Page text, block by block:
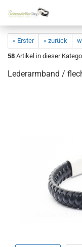
« Erster « zurück
58 Artikel in dieser
Lederarmband /